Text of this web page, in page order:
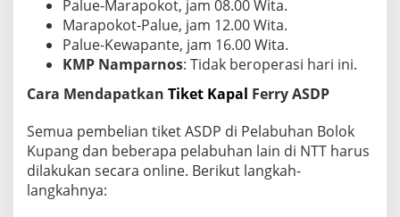
Palue-Marapokot, jam 08.00 Wita.
Marapokot-Palue, jam 12.00 Wita.
Palue-Kewapante, jam 16.00 Wita.
KMP Namparnos: Tidak beroperasi hari ini.
Cara Mendapatkan Tiket Kapal Ferry ASDP
Semua pembelian tiket ASDP di Pelabuhan Bolok
Kupang dan beberapa pelabuhan lain di NTT harus
dilakukan secara online. Berikut langkah-
langkahnya: